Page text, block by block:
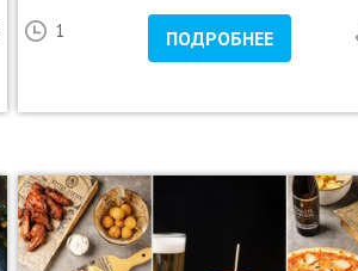
1 ПОДРОБНЕЕ